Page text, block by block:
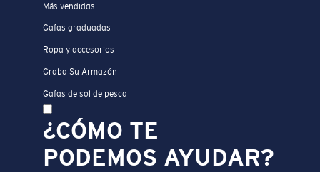
Más vendidas
Gafas graduadas
Ropa y accesorios
Graba Su Armazón
Gafas de sol de pesca
¿CÓMO TE
PODEMOS AYUDAR?